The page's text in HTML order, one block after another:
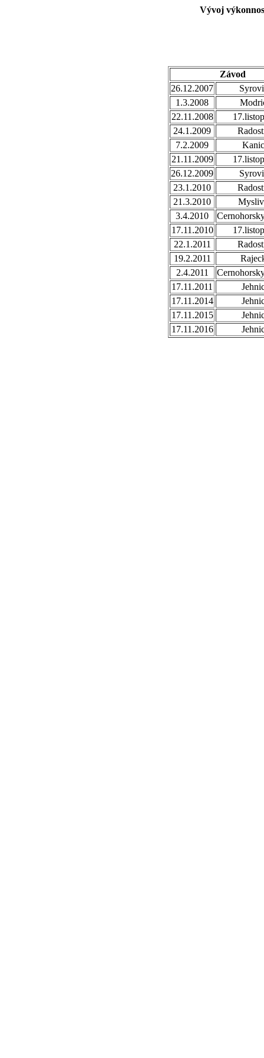
Vývoj
Závod
26.12.2007
1.3.2008
22.11.2008
24.1.2009
7.2.2009
21.11.2009
26.12.2009
23.1.2010
21.3.2010
3.4.2010
17.11.2010
22.1.2011
19.2.2011
2.4.2011
17.11.2011
17.11.2014
17.11.2015
17.11.2016